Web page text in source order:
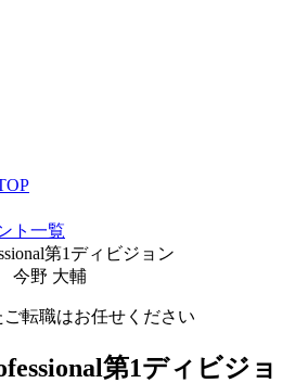
ト一覧
第1ディビジョン
今野 大輔
転職はお任せください
第1ディビジョ